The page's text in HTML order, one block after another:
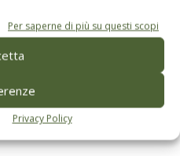
Per saperne di più su questi scopi
Privacy Policy
e Iscrizione al Registro delle
n. 6776 del 04/03/1998
353/2003 conv. L. 46/2004, art. 1c.1:
2014